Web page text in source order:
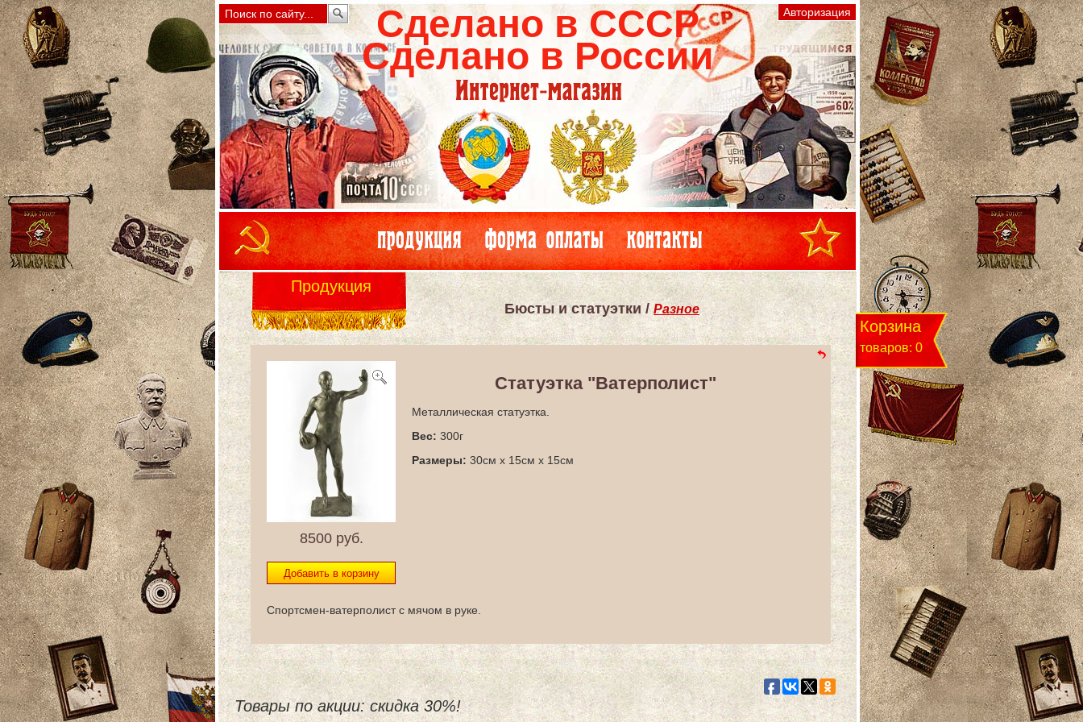
Сделано в СССР
Сделано в России
Бюсты и статуэтки /Разное
Продукция
8500руб.
Статуэтка "Ватерполист"
Металлическая статуэтка.
Вес: 300г
Размеры: 30см x 15см x 15см
Спортсмен-ватерполист с мячом в руке.
Товары по акции: скидка 30%!
Корзина
товаров: 0